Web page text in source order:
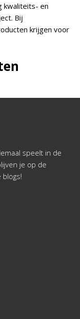
kwaliteits- en
Bij
krijgen voor
speelt in de
je op de